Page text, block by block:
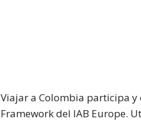
Viajar a Colombia participa y
Framework del IAB Europe.